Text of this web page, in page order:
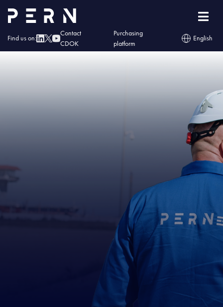
Find us on:
Contact
CDOK
Purchasing
platform
English
Home »IMG – Naftor otrzymał Świadectwo Bezpieczeństwa Przemysłowego